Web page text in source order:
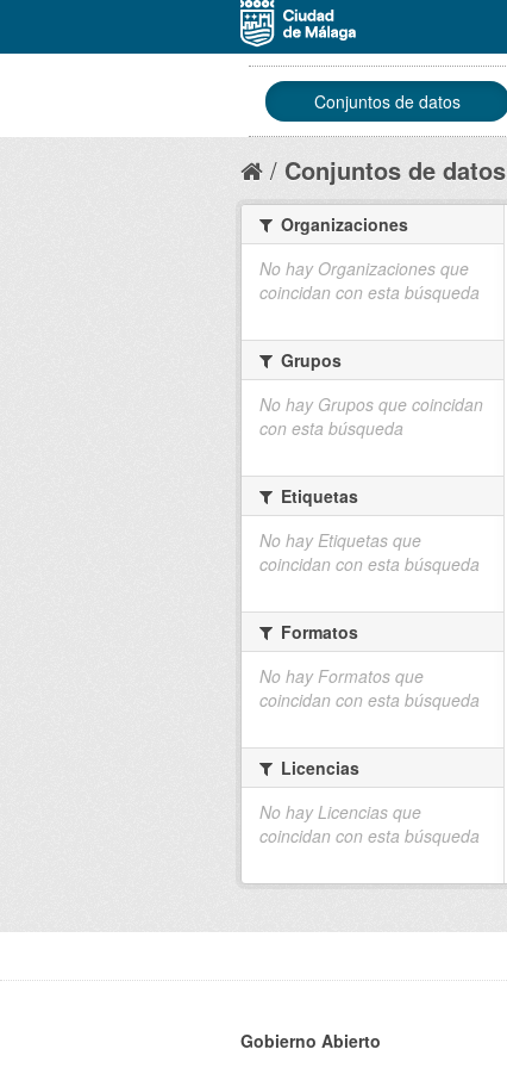
Conjuntos de datos
Conjuntos de datos
Organizaciones
No hay Organizaciones que
coincidan con esta búsqueda
Grupos
No hay Grupos que coincidan
con esta búsqueda
Etiquetas
No hay Etiquetas que
coincidan con esta búsqueda
Formatos
No hay Formatos que
coincidan con esta búsqueda
Licencias
No hay Licencias que
coincidan con esta búsqueda
Gobierno Abierto